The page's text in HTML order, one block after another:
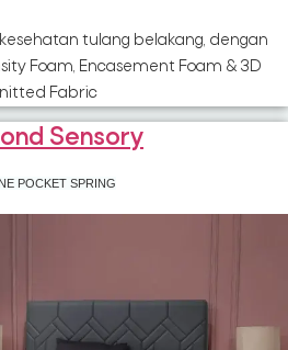
tulang belakang, dengan
Foam, Encasement Foam & 3D
Fabric
Sensory
POCKET SPRING